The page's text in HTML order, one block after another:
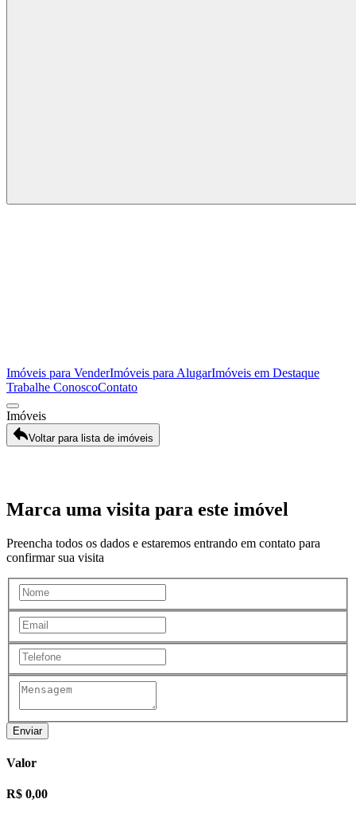
Imóveis para VenderImóveis para AlugarImóveis em Destaque
Trabalhe ConoscoContato
Imóveis
Voltar para lista de imóveis
Marca uma visita para este imóvel
Preencha todos os dados e estaremos entrando em contato para
confirmar sua visita
Enviar
Valor
R$ 0,00